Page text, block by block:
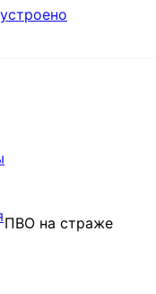
ПВО на страже